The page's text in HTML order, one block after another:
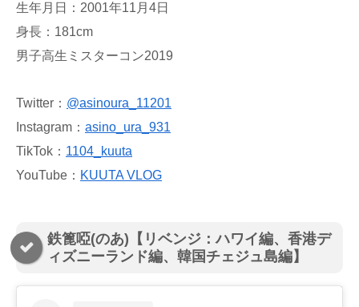
生年月日：2001年11月4日
身長：181cm
男子高生ミスターコン2019
Twitter： @asinoura_11201
Instagram： asino_ura_931
TikTok： 1104_kuuta
YouTube： KUUTA VLOG
鉄篦啞(のあ)【リベンジ：ハワイ編、香港デ
ィズニーランド編、韓国チェジュ島編】